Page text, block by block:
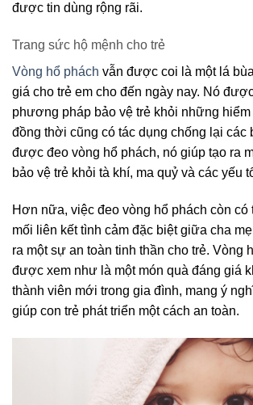
được tin dùng rộng rãi.
Trang sức hộ mệnh cho trẻ
Vòng hổ phách vẫn được coi là một lá
giá cho trẻ em cho đến ngày nay. Nó
phương pháp bảo vệ trẻ khỏi những
đồng thời cũng có tác dụng chống lại các
được đeo vòng hổ phách, nó giúp tạo ra
bảo vệ trẻ khỏi tà khí, ma quỷ và các yếu
Hơn nữa, việc đeo vòng hổ phách còn có
mối liên kết tình cảm đặc biệt giữa cha
ra một sự an toàn tinh thần cho trẻ. Vòng
được xem như là một món quà đáng giá
thành viên mới trong gia đình, mang ý
giúp con trẻ phát triển một cách an toàn.